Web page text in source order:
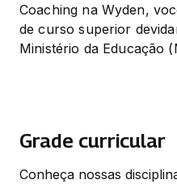
Coaching na Wyden,
de curso superior
Ministério da Educação
Grade curricular
Conheça nossas